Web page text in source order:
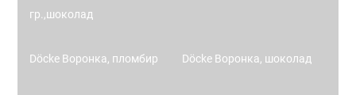
гр.,шоколад
Döcke Воронка, пломбир Döcke Воронка, шоколад